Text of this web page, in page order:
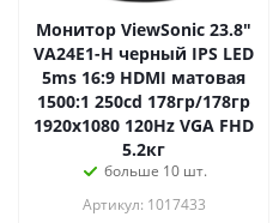
Монитор ViewSonic 23.8"
VA24E1-H черный IPS LED
5ms 16:9 HDMI матовая
1500:1 250cd 178гр/178гр
1920x1080 120Hz VGA FHD
5.2кг
больше 10 шт.
Артикул: 1017433